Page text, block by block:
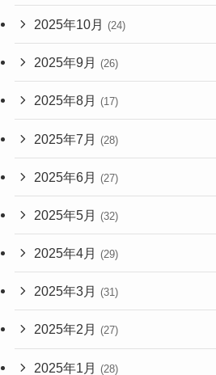
2025年10月 (24)
2025年9月 (26)
2025年8月 (17)
2025年7月 (28)
2025年6月 (27)
2025年5月 (32)
2025年4月 (29)
2025年3月 (31)
2025年2月 (27)
2025年1月 (28)